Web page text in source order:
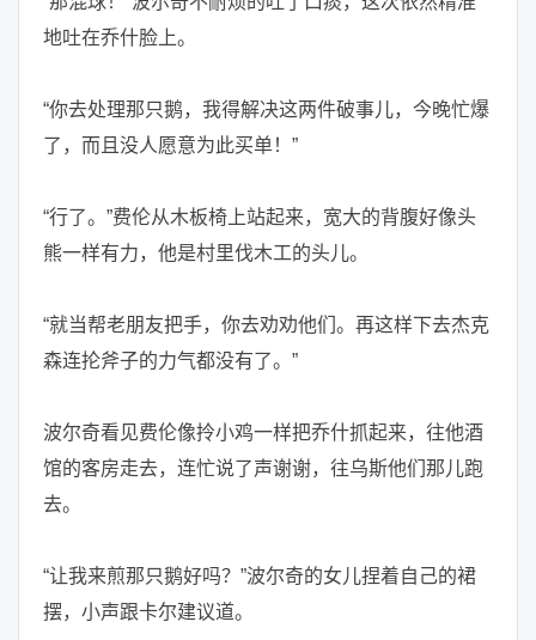
地吐在乔什脸上。
“你去处理那只鹅，我得解决这两件破事儿，今晚忙爆
了，而且没人愿意为此买单！”
“行了。”费伦从木板椅上站起来，宽大的背腹好像头
熊一样有力，他是村里伐木工的头儿。
“就当帮老朋友把手，你去劝劝他们。再这样下去杰克
森连抡斧子的力气都没有了。”
波尔奇看见费伦像拎小鸡一样把乔什抓起来，往他酒
馆的客房走去，连忙说了声谢谢，往乌斯他们那儿跑
去。
“让我来煎那只鹅好吗？”波尔奇的女儿捏着自己的裙
摆，小声跟卡尔建议道。